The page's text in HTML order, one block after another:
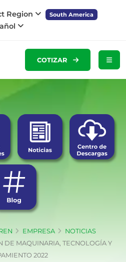
Region South America
COTIZAR
EMPRESA
NOTICIAS
DE MAQUINARIA, TECNOLOGÍA Y
2022